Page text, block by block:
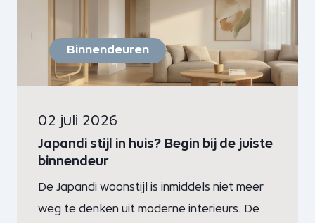
Binnendeuren
02 juli 2026
Japandi stijl in huis? Begin bij de juiste
binnendeur
De Japandi woonstijl is inmiddels niet meer
weg te denken uit moderne interieurs. De